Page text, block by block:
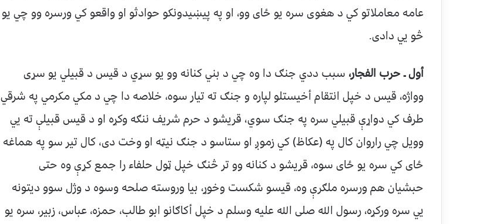
عامه معاملاتو کي د هغوی سره یو ځای وو، او په پیښیدونکو حوادثو او واقعو کي ورسره وو چي یو
څو یي دادی.
أول ـ حرب الفجار، سبب ددي جنګ دا وه چي د بني کنانه وو یو سړي د قیس د قبیلي یو سړی
وواژه، قیس د خپل انتقام أخیستلو لپاره و جنګ ته تیار سوه، خلاصه دا چي د مکي مکرمي په شرقي
طرف کي دواړې قبیلي سره په جنګ سوي، قریشو د حرم شریف ننګه وکړه او د قیس قبیلې ته یي
وویل چي راروان کال په (عکاظ) کي زموږ او ستاسو د جنګ نیټه او وخت دی، کال تیر سو په هماغه
ځای کي سره یو ځای سوه، قریشو د کنانه وو تر څنګ خپل ټول حلفاء را جمع کړې وه حتی
حبشیان هم ورسره ملګرې وه، قیسو شکست وخوړ، بیا وروسته صلحه وسوه د وژل سوو دیتونه
یي سره ورکړه، رسول الله صلی الله علیه وسلم د خپل أکاګانو ابو طالب، حمزه، عباس، زبیر، سره یو